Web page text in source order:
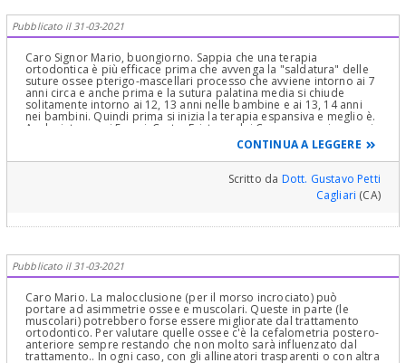
Pubblicato il 31-03-2021
Caro Signor Mario, buongiorno. Sappia che una terapia
ortodontica è più efficace prima che avvenga la "saldatura" delle
suture ossee pterigo-mascellari processo che avviene intorno ai 7
anni circa e anche prima e la sutura palatina media si chiude
solitamente intorno ai 12, 13 anni nelle bambine e ai 13, 14 anni
nei bambini. Quindi prima si inizia la terapia espansiva e meglio è.
Anche intorno ai 5 anni. Certo, Esistono dei Compromessi, per cui
si può intervenire anche da adulti ma legga bene quanto le dico
ora: E' importante perché se fosse una Disgnazia Dento Scheletrica
e non Dento Dentale, lo spostamento dei denti sarebbe non
"Corporale" ma "Rotatorio" che sarebbe un "Compromesso" che
però, in presenza di un Tavolato osseo Sottile, potrebbe portare
alla formazione di pericolose deiscenze ossee con gravissime
me Parodontologo, in questo tipo di terapie, per non metterle in
rilievo ed in ogni caso da decidere solo dopo un eventuale esame
cefalometrico completo, non tralasciando l'importante valutazione
fisiopatologica della lingua e dei suoi movimenti e disarmonie
anche logopedistiche e soprattutto una Visita Parodontale che
consiste in due visite intervallate da una preparazione iniziale con
curettage e scaling e serie completa di Rx endorali, modelli di
studio e tanto altro. Visite con sondaggio parodontale in sei punti
di ogni dente di tutti i denti e tanto altro e seconda visita di
CONTINUA A LEGGERE
Scritto da Dott. Gustavo Petti
Cagliari (CA)
Pubblicato il 31-03-2021
Caro Mario. La malocclusione (per il morso incrociato) può
portare ad asimmetrie ossee e muscolari. Queste in parte (le
muscolari) potrebbero forse essere migliorate dal trattamento
ortodontico. Per valutare quelle ossee c'è la cefalometria postero-
anteriore sempre restando che non molto sarà influenzato dal
trattamento.. In ogni caso, con gli allineatori trasparenti o con altra